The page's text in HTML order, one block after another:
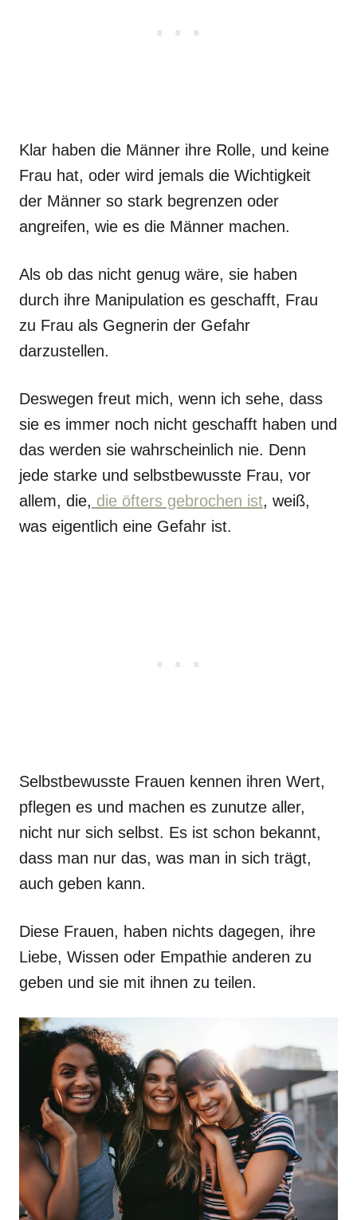
Klar haben die Männer ihre Rolle, und keine
Frau hat, oder wird jemals die Wichtigkeit
der Männer so stark begrenzen oder
angreifen, wie es die Männer machen.
Als ob das nicht genug wäre, sie haben
durch ihre Manipulation es geschafft, Frau
zu Frau als Gegnerin der Gefahr
darzustellen.
Deswegen freut mich, wenn ich sehe, dass
sie es immer noch nicht geschafft haben und
das werden sie wahrscheinlich nie. Denn
jede starke und selbstbewusste Frau, vor
allem, die, die öfters gebrochen ist, weiß,
was eigentlich eine Gefahr ist.
Selbstbewusste Frauen kennen ihren Wert,
pflegen es und machen es zunutze aller,
nicht nur sich selbst. Es ist schon bekannt,
dass man nur das, was man in sich trägt,
auch geben kann.
Diese Frauen, haben nichts dagegen, ihre
Liebe, Wissen oder Empathie anderen zu
geben und sie mit ihnen zu teilen.